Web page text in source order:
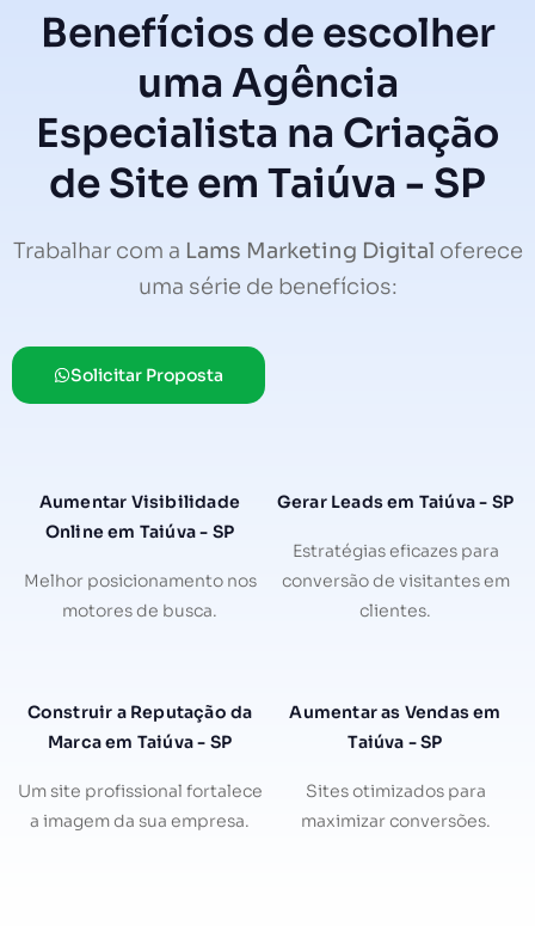
Benefícios de escolher
uma Agência
Especialista na Criação
de Site em Taiúva - SP
Trabalhar com a Lams Marketing Digital oferece
uma série de benefícios:
Solicitar Proposta
Aumentar Visibilidade
Online em Taiúva - SP
Melhor posicionamento nos
motores de busca.
Gerar Leads em Taiúva - SP
Estratégias eficazes para
conversão de visitantes em
clientes.
Construir a Reputação da
Marca em Taiúva - SP
Um site profissional fortalece
a imagem da sua empresa.
Aumentar as Vendas em
Taiúva - SP
Sites otimizados para
maximizar conversões.